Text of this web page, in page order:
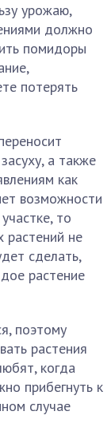
урожаю,
должно
помидоры
потерять
а также
как
возможности
то
растений не
сделать,
растение
поэтому
растения
когда
прибегнуть к
случае